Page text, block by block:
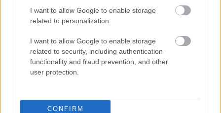
I want to allow Google to enable storage
related to personalization.
I want to allow Google to enable storage
related to security, including authentication
functionality and fraud prevention, and other
user protection.
CONFIRM